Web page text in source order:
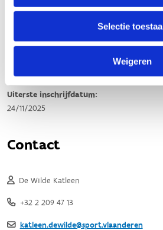
Selectie
Weigeren